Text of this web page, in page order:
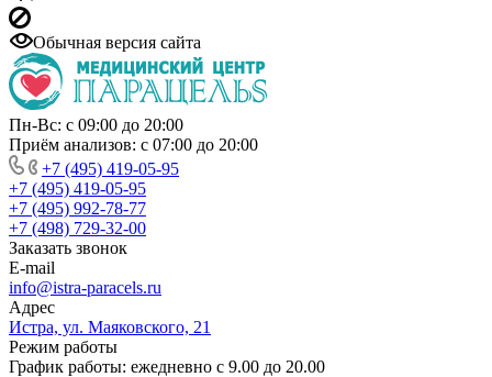
Обычная версия сайта
Пн-Вс: с 09:00 до 20:00
Приём анализов: с 07:00 до 20:00
+7 (495) 419-05-95
+7 (495) 419-05-95
+7 (495) 992-78-77
+7 (498) 729-32-00
Заказать звонок
E-mail
info@istra-paracels.ru
Адрес
Истра, ул. Маяковского, 21
Режим работы
График работы: ежедневно с 9.00 до 20.00